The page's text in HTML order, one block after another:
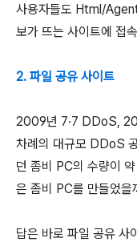
사용자들도 Html/
보가 뜨는 사이트에 접
2. 파일 공유 사이트
2009년 7∙7 DDoS,
차례의 대규모 DDoS
던 좀비 PC의 수량이
은 좀비 PC를 만들었을
답은 바로 파일 공유 사